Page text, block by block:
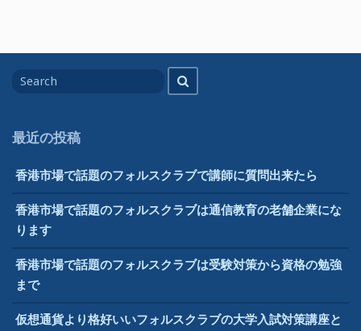
ク
マ
ル
チ
品
か
実
for
最近の投稿
香港市場で話題のフォルスクラブで講師に質問出来たら
香港市場で話題のフォルスクラブは通信教育の老舗企業にな
ります
香港市場で話題のフォルスクラブは受験対策から資格の勉強
まで
仮想通貨より格好いいフォルスクラブの大学入試対策講座と